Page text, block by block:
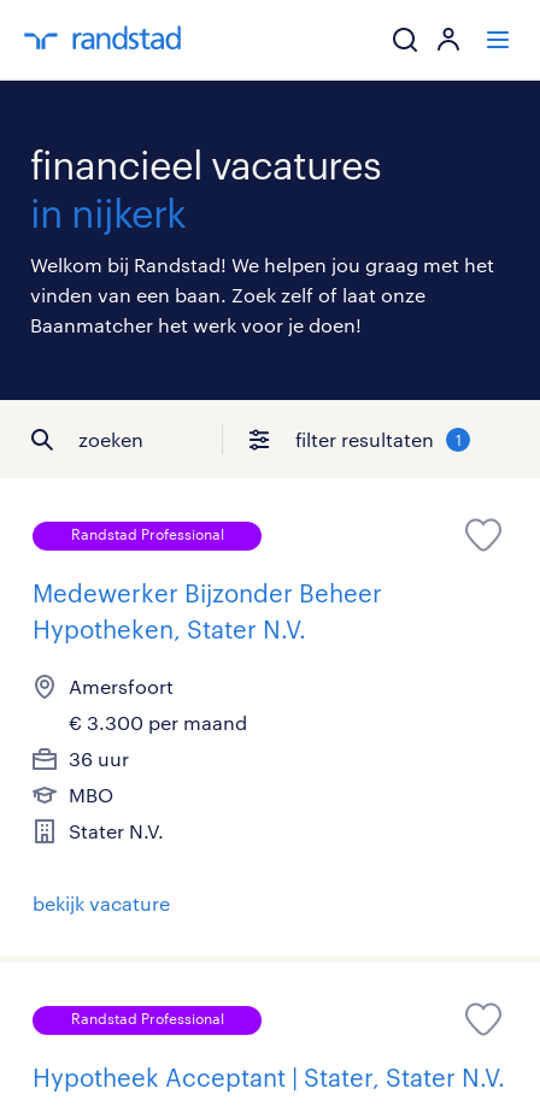
mijn carrière
over randstad
financieel vacatures
in nijkerk
Welkom bij Randstad! We helpen jou graag met het
vinden van een baan. Zoek zelf of laat onze
Baanmatcher het werk voor je doen!
zoeken filter resultaten 1
Randstad Professional
Medewerker Bijzonder Beheer
Hypotheken, Stater N.V.
Amersfoort
€ 3.300 per maand
36 uur
MBO
Stater N.V.
bekijk vacature
Randstad Professional
Hypotheek Acceptant | Stater, Stater N.V.